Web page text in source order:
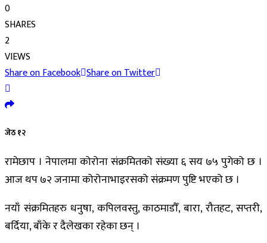
0
SHARES
2
VIEWS
Share on Facebook Share on Twitter
जेठ १२
रामेछाप । नेपालमा कोरोना संक्रमितको संख्या ६ सय ७५ पुगेको छ ।
आज थप ७२ जनामा कोरोनाभाइरसको संक्रमण पुष्टि भएको छ ।
नयाँ संक्रमितहरु धनुषा, कपिलवस्तु, काठमाडौँ, बारा, रौतहट, सप्तरी,
बर्दिया, बाँके र दैलेखका रहेका छन् ।